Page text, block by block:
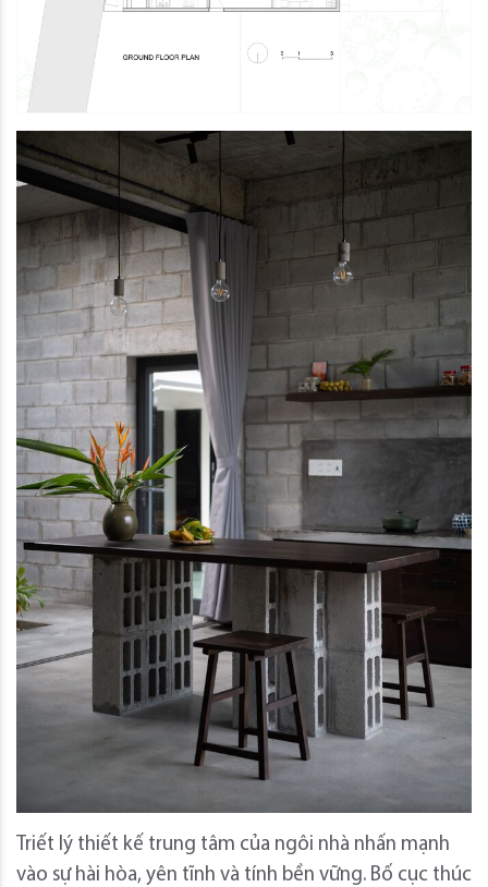
Triết lý thiết kế trung tâm của ngôi nhà nhấn mạnh
vào sự hài hòa, yên tĩnh và tính bền vững. Bố cục thúc